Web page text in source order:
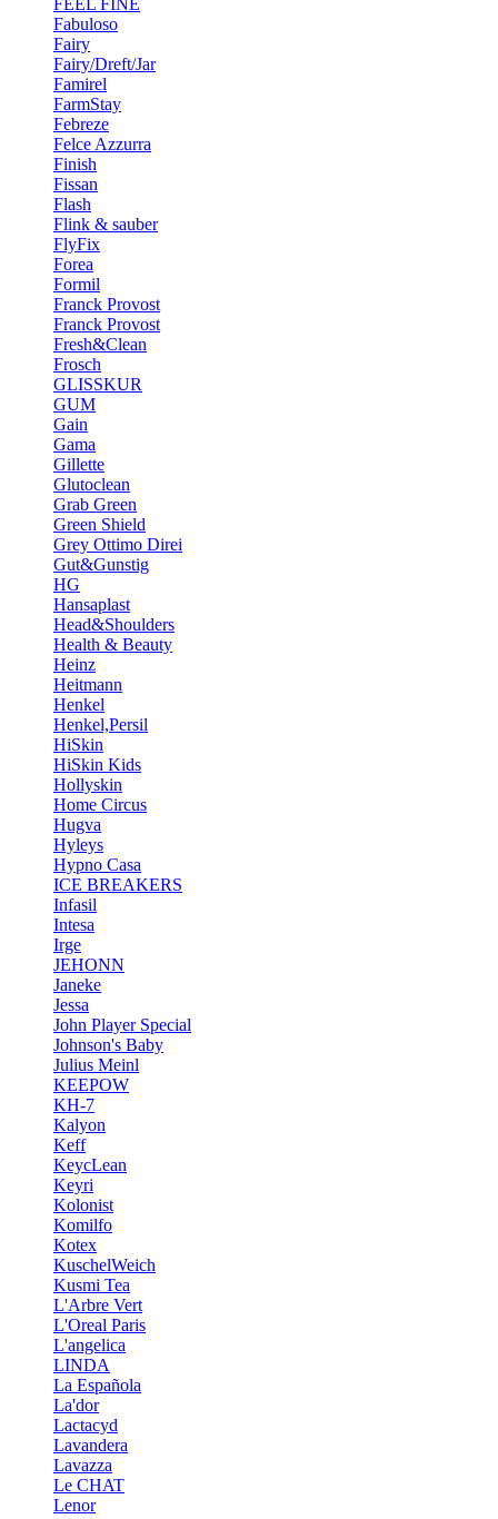
FEEL FINE
Fabuloso
Fairy
Fairy/Dreft/Jar
Famirel
FarmStay
Febreze
Felce Azzurra
Finish
Fissan
Flash
Flink & sauber
FlyFix
Forea
Formil
Franck Provost
Franck Provost
Fresh&Clean
Frosch
GLISSKUR
GUM
Gain
Gama
Gillette
Glutoclean
Grab Green
Green Shield
Grey Ottimo Direi
Gut&Gunstig
HG
Hansaplast
Head&Shoulders
Health & Beauty
Heinz
Heitmann
Henkel
Henkel,Persil
HiSkin
HiSkin Kids
Hollyskin
Home Circus
Hugva
Hyleys
Hypno Casa
ICE BREAKERS
Infasil
Intesa
Irge
JEHONN
Janeke
Jessa
John Player Special
Johnson's Baby
Julius Meinl
KEEPOW
KH-7
Kalyon
Keff
KeycLean
Keyri
Kolonist
Komilfo
Kotex
KuschelWeich
Kusmi Tea
L'Arbre Vert
L'Oreal Paris
L'angelica
LINDA
La Española
La'dor
Lactacyd
Lavandera
Lavazza
Le CHAT
Lenor